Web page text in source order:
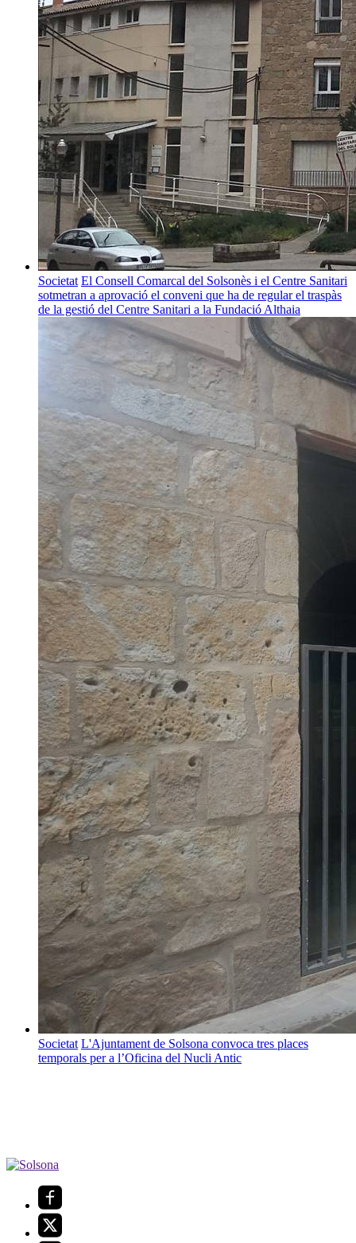
Societat El Consell Comarcal del Solsonès i el Centre Sanitari
sotmetran a aprovació el conveni que ha de regular el traspàs
de la gestió del Centre Sanitari a la Fundació Althaia
Societat L'Ajuntament de Solsona convoca tres places
temporals per a l’Oficina del Nucli Antic